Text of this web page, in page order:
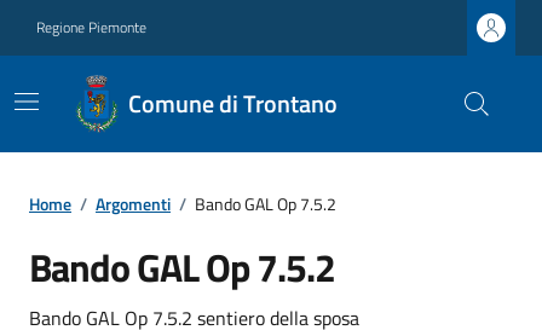
Regione Piemonte
Comune di Trontano
Home / Argomenti / Bando GAL Op 7.5.2
Bando GAL Op 7.5.2
Bando GAL Op 7.5.2 sentiero della sposa